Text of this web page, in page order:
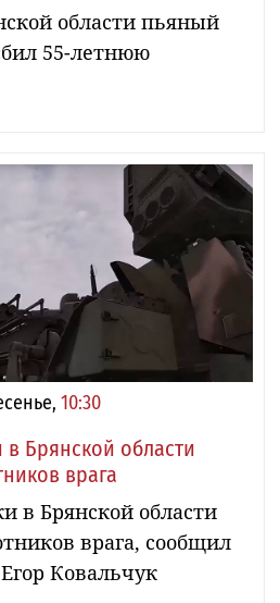
области пьяный
55-летнюю
10:30
в Брянской области
врага
в Брянской области
врага, сообщил
Ковальчук